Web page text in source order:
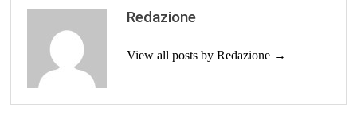
Redazione
View all posts by Redazione →